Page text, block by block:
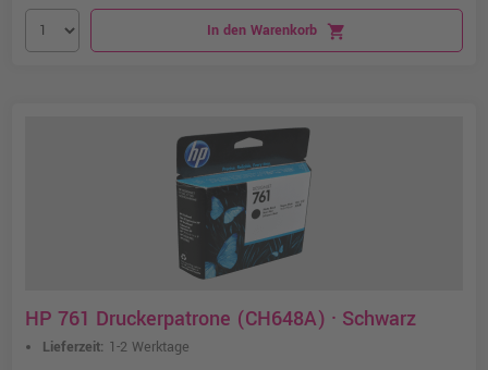
In den Warenkorb shopping_cart
HP 761 Druckerpatrone (CH648A) · Schwarz
Lieferzeit: 1-2 Werktage